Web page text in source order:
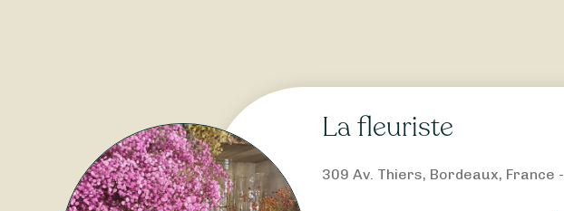
La fleuriste
309 Av. Thiers, Bordeaux, France